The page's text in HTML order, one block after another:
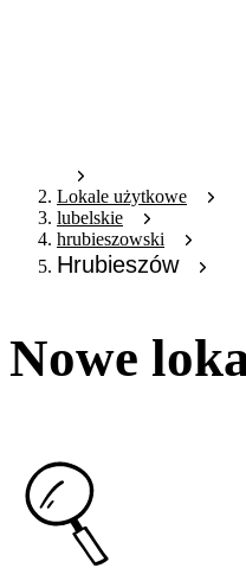
Lokale użytkowe
lubelskie
hrubieszowski
Hrubieszów
Nowe